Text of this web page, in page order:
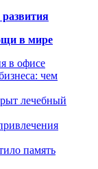
в мире
в офисе
чем
лечебный
память